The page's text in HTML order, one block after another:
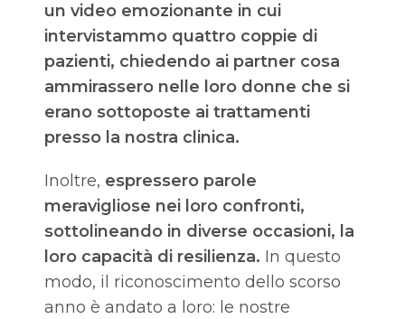
un video emozionante in cui
intervistammo quattro coppie di
pazienti, chiedendo ai partner cosa
ammirassero nelle loro donne che si
erano sottoposte ai trattamenti
presso la nostra clinica.
Inoltre, espressero parole
meravigliose nei loro confronti,
sottolineando in diverse occasioni, la
loro capacità di resilienza. In questo
modo, il riconoscimento dello scorso
anno è andato a loro: le nostre